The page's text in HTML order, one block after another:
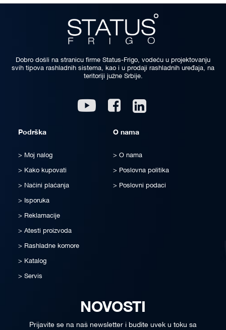
Dobro došli na stranicu firme Status-Frigo, vodeću u projektovanju
svih tipova rashladnih sistema, kao i u prodaji rashladnih uređaja, na
teritoriji južne Srbije.
Youtube Facebook
Podrška
Moj nalog
Kako kupovati
Načini plaćanja
Isporuka
Reklamacije
Atesti proizvoda
Rashladne komore
Katalog
Servis
O nama
O nama
Poslovna politika
Poslovni podaci
NOVOSTI
Prijavite se na naš newsletter i budite uvek u toku sa